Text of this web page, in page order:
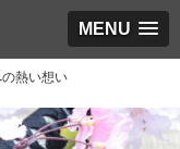
MENU
熱い想い